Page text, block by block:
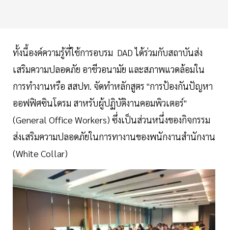
ทั้งนี้องค์ความรู้ที่ใช้การอบรม DAD ได้ร่วมกับสถาบันส่ง
เสริมความปลอดภัย อาชีวอนามัย และสภาพแวดล้อมใน
การทำงานหรือ สสปท. จัดทำหลักสูตร "การป้องกันปัญหา
ออฟฟิศซินโดรม สาหรับผู้ปฏิบัติงานคอมพิวเตอร์"
(General Office Workers) ซึ่งเป็นส่วนหนึ่งของกิจกรรม
ส่งเสริมความปลอดภัยในการทางานของพนักงานสำนักงาน
(White Collar)